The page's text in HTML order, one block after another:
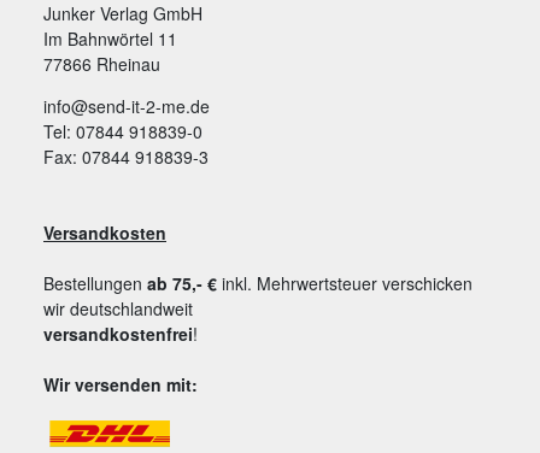
Junker Verlag GmbH
Im Bahnwörtel 11
77866 Rheinau
info@send-it-2-me.de
Tel: 07844 918839-0
Fax: 07844 918839-3
Versandkosten
Bestellungen ab 75,- € inkl. Mehrwertsteuer verschicken
wir deutschlandweit
versandkostenfrei!
Wir versenden mit: